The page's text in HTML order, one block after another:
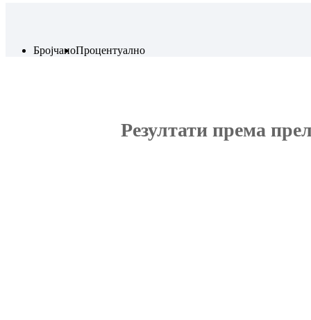
БројчаноПроцентуално
Резултати према